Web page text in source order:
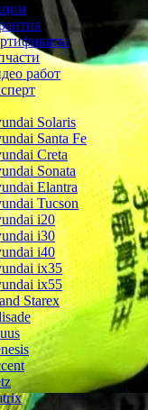
работ
Solaris
Santa Fe
Creta
Sonata
Elantra
Tucson
i20
i30
i40
ix35
ix55
Starex